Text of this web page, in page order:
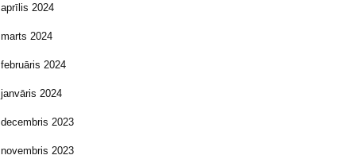
aprīlis 2024
marts 2024
februāris 2024
janvāris 2024
decembris 2023
novembris 2023